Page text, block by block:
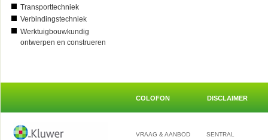
Transporttechniek
Verbindingstechniek
Werktuigbouwkundig
ontwerpen en construeren
COLOFON DISCLAIMER
VRAAG & AANBOD SENTRAL